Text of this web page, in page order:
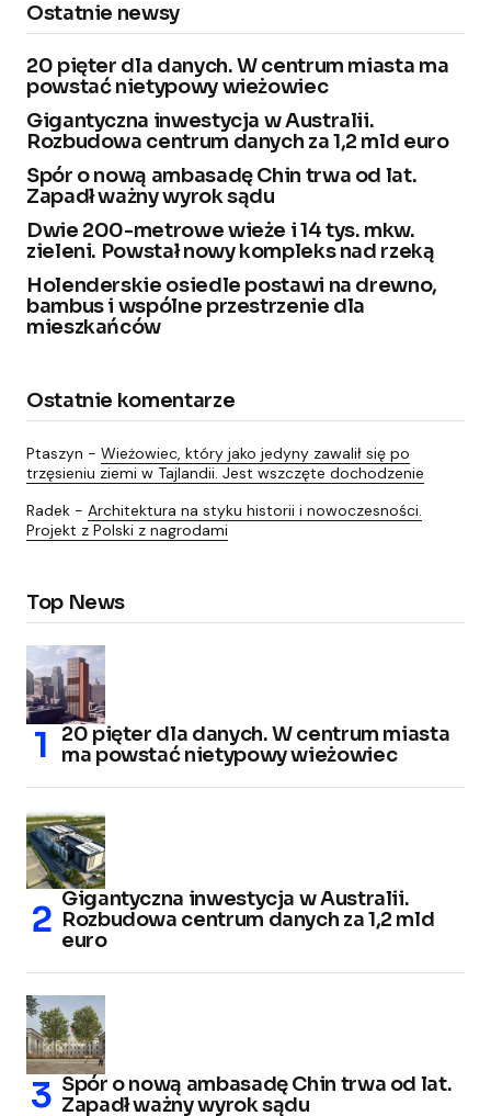
Ostatnie newsy
20 pięter dla danych. W centrum miasta ma
powstać nietypowy wieżowiec
Gigantyczna inwestycja w Australii.
Rozbudowa centrum danych za 1,2 mld euro
Spór o nową ambasadę Chin trwa od lat.
Zapadł ważny wyrok sądu
Dwie 200-metrowe wieże i 14 tys. mkw.
zieleni. Powstał nowy kompleks nad rzeką
Holenderskie osiedle postawi na drewno,
bambus i wspólne przestrzenie dla
mieszkańców
Ostatnie komentarze
Ptaszyn - Wieżowiec, który jako jedyny zawalił się po
trzęsieniu ziemi w Tajlandii. Jest wszczęte dochodzenie
Radek - Architektura na styku historii i nowoczesności.
Projekt z Polski z nagrodami
Top News
20 pięter dla danych. W centrum miasta
ma powstać nietypowy wieżowiec
Gigantyczna inwestycja w Australii.
Rozbudowa centrum danych za 1,2 mld
euro
Spór o nową ambasadę Chin trwa od lat.
Zapadł ważny wyrok sądu